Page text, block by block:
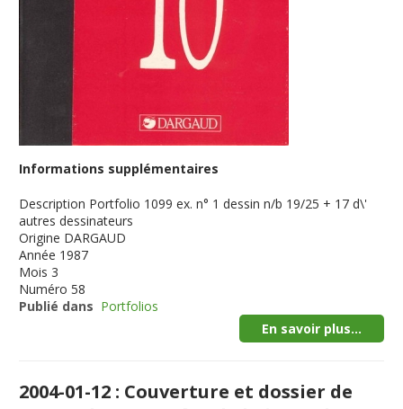
Informations supplémentaires
Description Portfolio 1099 ex. n° 1 dessin n/b 19/25 + 17 d\'
autres dessinateurs
Origine DARGAUD
Année 1987
Mois 3
Numéro 58
Publié dans Portfolios
En savoir plus...
2004-01-12 : Couverture et dossier de